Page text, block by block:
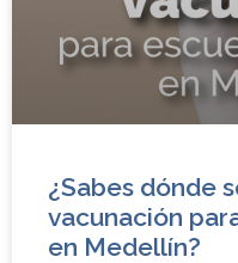
¿Sabes dónde
vacunación
en Medellín?